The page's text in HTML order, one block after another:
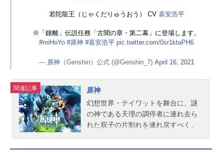
真皆城総士：喜安浩平遠見真矢：松
井甲洋：入野自由狩谷由紀恵：沢海
陽子要咲良：新井里美近藤剣司：白
石稔小楯衛：斎賀みつきスタッフ原
直文芸統括：冲方丁シリーズ構成：
山野辺一記キャラクターデザイン：
平井久司メカ・プロップデザイン：
鷲尾直広色彩設定：関本美津子音響
監督：三間雅文美術監督：小山俊久
若陀龍王（じゃくだりゅうおう） CV 喜安浩平
※「鍾離」伝説任務「古聞の章・第二幕」に登場します。
#miHoYo #原神 #喜安浩平 pic.twitter.com/0sr1ktaPH6
— 原神 （Genshin）公式 (@Genshin_7)April 16, 2021
関連記事
原神
幻想世界・テイワットを舞台に、謎
の神である天理の調停者に連れ去ら
れた双子の片割れを連れ戻すべく、